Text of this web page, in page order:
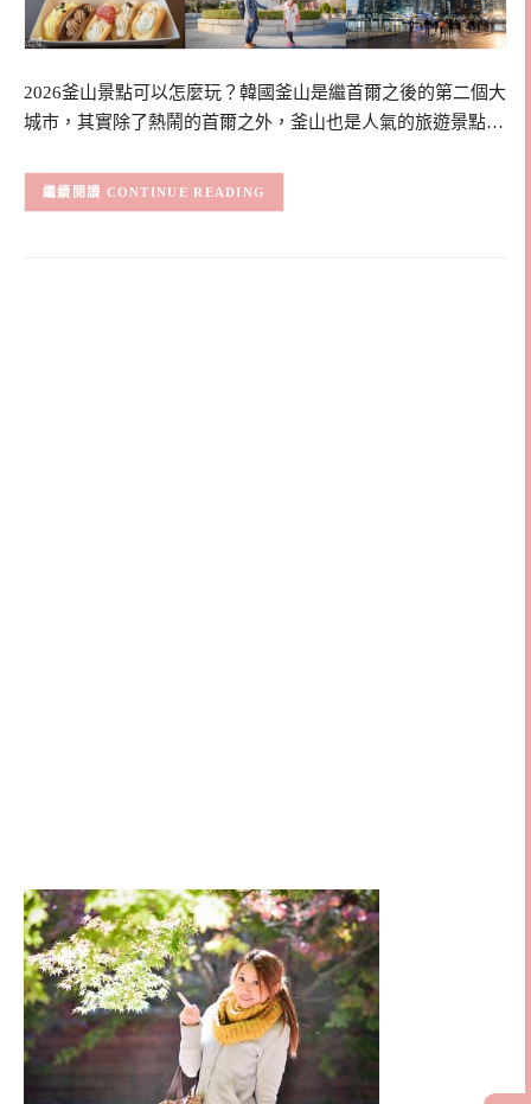
2026釜山景點可以怎麼玩？韓國釜山是繼首爾之後的第二個大
城市，其實除了熱鬧的首爾之外，釜山也是人氣的旅遊景點…
CONTINUE READING